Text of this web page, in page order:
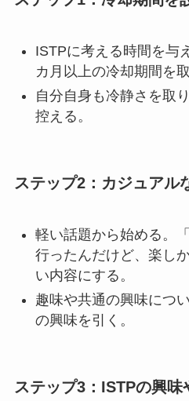
ISTPに考える時間を与
カ月以上の冷却期間を取
自分自身も冷静さを取
控える。
ステップ2：カジュアル
軽い話題から始める。
行ったんだけど、楽し
い内容にする。
趣味や共通の興味につ
の興味を引く。
ステップ3：ISTPの興味